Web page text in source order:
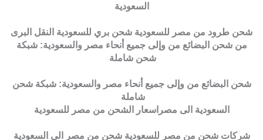
السعودية
شحن طرود من مصر للسعودية شحن بري للسعودية النقل البرى
من شحن البضائع من وإلى جميع أنحاء مصر والسعودية: شبكة
شحن شاملة
شحن البضائع من وإلى جميع أنحاء مصر والسعودية: شبكة شحن
شاملة
السعودية الى مصراسعار الشحن من مصر للسعودية
شركات شحن من مصر للسعودية شحن من مصر الى السعودية